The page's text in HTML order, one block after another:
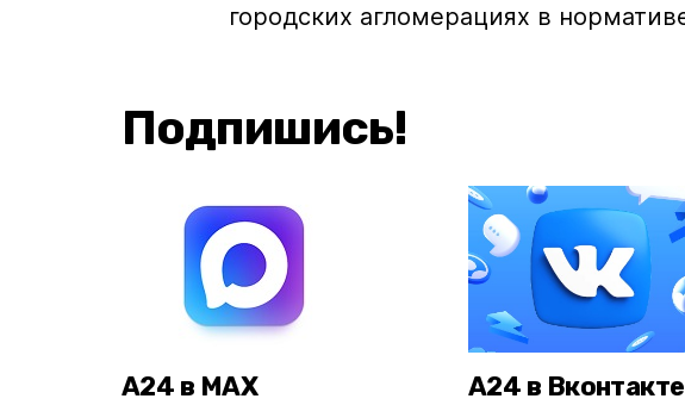
городских агломерациях в
Подпишись!
А24 в MAX А24 в Вконтакте